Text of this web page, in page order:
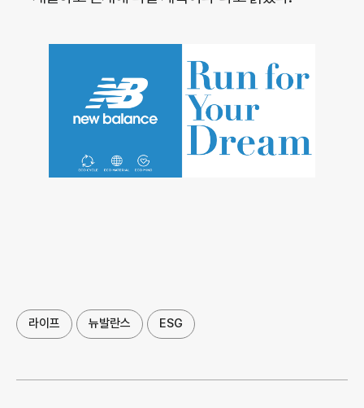
라이프 뉴발란스 ESG